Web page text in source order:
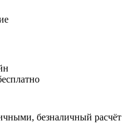
безналичный расчёт